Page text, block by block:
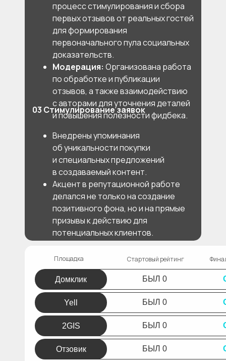
Внедрены упоминания
об уникальности покупки
и специальных предложений
в создаваемый контент.
Акцент в репутационной работе
делался не только на создание
позитивного фона, но и на прямые
призывы к действию для
потенциальных клиентов.
03 Стимулирование заявок
процесс стимулирования и сбора
первых отзывов от реальных гостей
для формирования
первоначального пула социальных
доказательств.
Модерация: Организована работа
по обработке и публикации
отзывов, а также взаимодействию
с авторами для уточнения деталей
и повышения полезности фидбека.
Отзовик БЫЛ 0
2GIS БЫЛ 0
Yell БЫЛ 0
Домклик БЫЛ 0
Площадка Стартовый рейтинг